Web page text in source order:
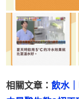
相關文章： 飲水